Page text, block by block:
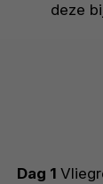
deze
Dag 1